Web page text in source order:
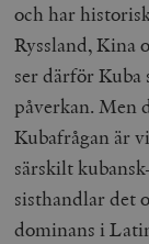
och har
Ryssland, Kina
ser därför
påverkan. Men
Kubafrågan är
särskilt
sisthandlar det
dominans i